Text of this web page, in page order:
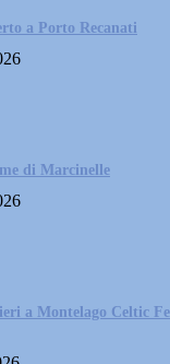
a Porto Recanati
di Marcinelle
a Montelago Celtic